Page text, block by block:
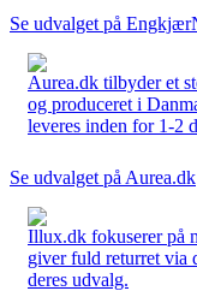
Se udvalget på
Aurea.dk tilbyder et
og produceret i
leveres inden for 1-2
Se udvalget på Aurea.dk
Illux.dk fokuserer på
giver fuld returret via
deres udvalg.